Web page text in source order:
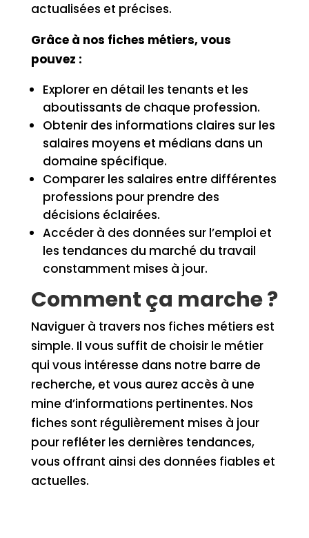
actualisées et précises.
Grâce à nos fiches métiers, vous
pouvez :
Explorer en détail les tenants et les
aboutissants de chaque profession.
Obtenir des informations claires sur les
salaires moyens et médians dans un
domaine spécifique.
Comparer les salaires entre différentes
professions pour prendre des
décisions éclairées.
Accéder à des données sur l’emploi et
les tendances du marché du travail
constamment mises à jour.
Comment ça marche ?
Naviguer à travers nos fiches métiers est
simple. Il vous suffit de choisir le métier
qui vous intéresse dans notre barre de
recherche, et vous aurez accès à une
mine d’informations pertinentes. Nos
fiches sont régulièrement mises à jour
pour refléter les dernières tendances,
vous offrant ainsi des données fiables et
actuelles.